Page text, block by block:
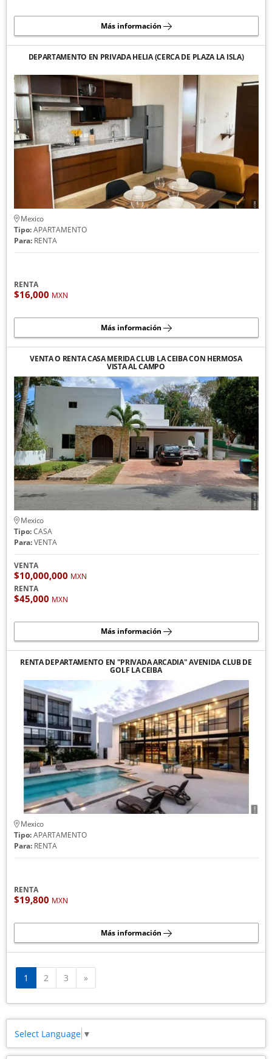
Más información
DEPARTAMENTO EN PRIVADA HELIA (CERCA DE PLAZA LA ISLA)
Mexico
Tipo:APARTAMENTO
Para:RENTA
RENTA
$16,000 MXN
Más información
VENTA O RENTA CASA MERIDA CLUB LA CEIBA CON HERMOSA
VISTA AL CAMPO
Mexico
Tipo:CASA
Para:VENTA
VENTA
$10,000,000 MXN
RENTA
$45,000 MXN
Más información
RENTA DEPARTAMENTO EN "PRIVADA ARCADIA" AVENIDA CLUB DE
GOLF LA CEIBA
Mexico
Tipo:APARTAMENTO
Para:RENTA
RENTA
$19,800 MXN
Más información
1 2 3 »
Select Language ▼